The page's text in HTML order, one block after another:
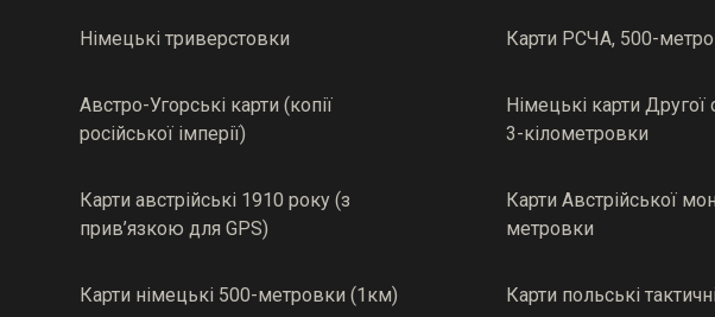
Німецькі триверстовки Карти РСЧА, 500-
Австро-Угорські карти (копії
російської імперії)
Німецькі карти Другої
3-кілометровки
Карти австрійські 1910 року (з
прив’язкою для GPS)
Карти Австрійської
метровки
Карти німецькі 500-метровки (1км) Карти польські тактичні